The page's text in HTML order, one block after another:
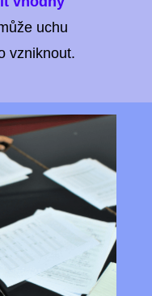
uchu
vzniknout.